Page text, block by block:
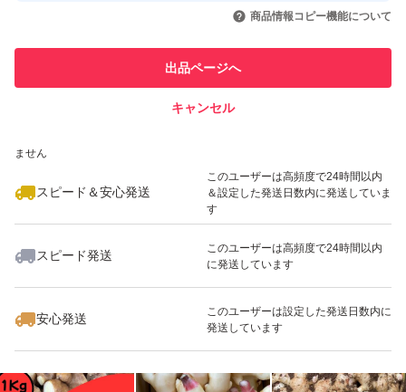
引を完了させた実績があります
での取引実績があります
ません
スピード＆安心発送
このユーザーは高頻度で24時間以内
＆設定した発送日数内に発送していま
す
スピード発送
このユーザーは高頻度で24時間以内
に発送しています
安心発送
このユーザーは設定した発送日数内に
発送しています
商品情報コピー機能について
出品ページへ
キャンセル
いいね！
1,880